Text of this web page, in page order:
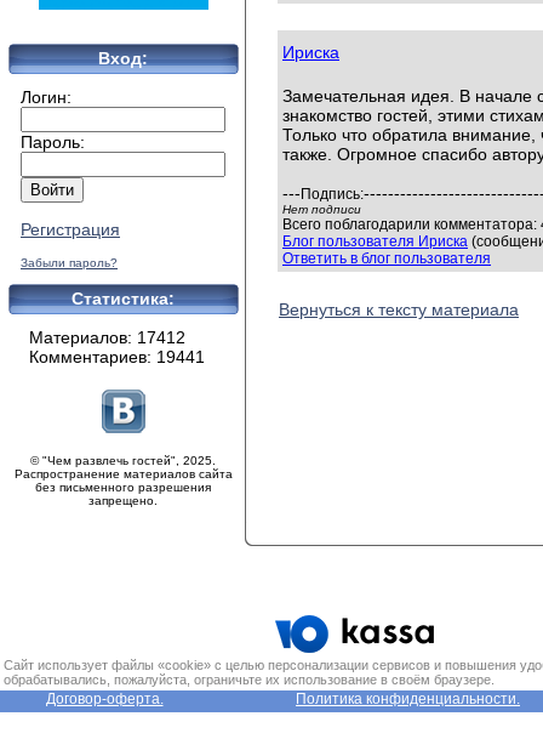
Вход:
Логин:
Пароль:
Регистрация
Забыли пароль?
Статистика:
Материалов: 17412
Комментариев: 19441
© "Чем развлечь гостей", 2025.
Распространение материалов сайта
без письменного разрешения
запрещено.
Ириска
Замечательная идея. В начале
знакомство гостей, этими
Только что обратила
также. Огромное спасибо
--- Подпись:
Нет подписи
Всего поблагодарили
Блог пользователя Ириска
Ответить в блог пользователя
Вернуться к тексту материала
Сайт использует файлы «cookie» с целью персонализации сервисов и повышения
обрабатывались, пожалуйста, ограничьте их использование в своём браузере.
Договор-оферта. Политика конфиденциальности.